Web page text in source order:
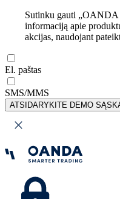
Sutinku gauti
informaciją apie
akcijas, naudojant
El. paštas
SMS/MMS
ATSIDARYKITE DEMO